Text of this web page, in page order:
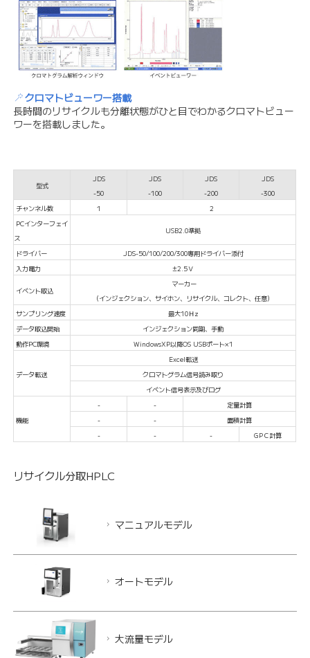
クロマトビューワー搭載
長時間のリサイクルも分離状態がひと目でわかるクロマトビュー
ワーを搭載しました。
型式
JDS
-50
JDS
-100
JDS
-200
JDS
-300
チャンネル数
1
2
PCインターフェイ
ス
USB2.0準拠
ドライバー
JDS-50/100/200/300専用ドライバー添付
入力電力
±2.5Ｖ
イベント取込
マーカー
（インジェクション、サイホン、リサイクル、コレクト、任意）
サンプリング速度
最大10Ｈz
データ取込開始
インジェクション同期、手動
動作PC環境
WindowsXP以降OS USBポート×1
データ転送
Excel転送
クロマトグラム信号読み取り
イベント信号表示及びログ
機能
- -
定量計算
-
-
面積計算
-
- - GPＣ計算
リサイクル分取HPLC
マニュアルモデル
オートモデル
大流量モデル